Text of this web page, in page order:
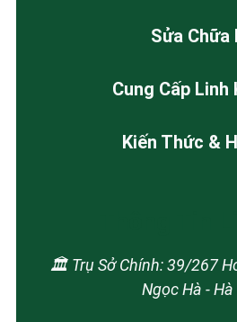
Sửa Chữa
Cung Cấp Linh
Kiến Thức &
🏛️ Trụ Sở Chính: 39/267
Ngọc Hà - Hà